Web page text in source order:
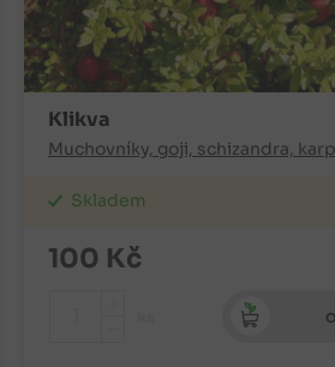
Klikva
Muchovníky, goji, schizandra,
Skladem
100 Kč